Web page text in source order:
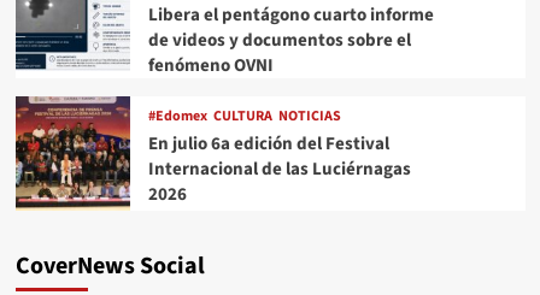
Libera el pentágono cuarto informe
de videos y documentos sobre el
fenómeno OVNI
#Edomex CULTURA NOTICIAS
En julio 6a edición del Festival
Internacional de las Luciérnagas
2026
CoverNews Social